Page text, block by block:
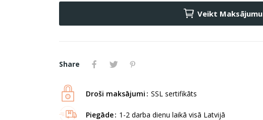
Veikt Maksājumu
Share
Droši maksājumi SSL sertifikāts
Piegāde 1-2 darba dienu laikā visā Latvijā